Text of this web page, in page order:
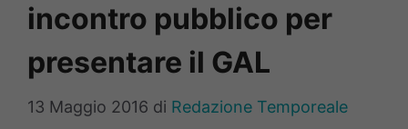
incontro pubblico per
presentare il GAL
13 Maggio 2016 di Redazione Temporeale